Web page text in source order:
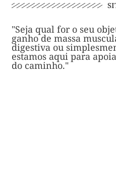
"Seja qual for o seu
ganho de massa
digestiva ou
estamos aqui para
do caminho."